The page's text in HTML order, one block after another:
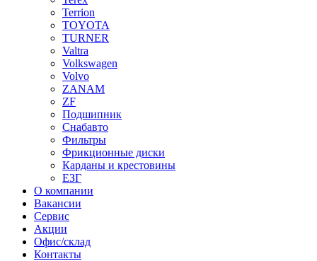
Terrion
TOYOTA
TURNER
Valtra
Volkswagen
Volvo
ZANAM
ZF
Подшипник
Снабавто
Фильтры
Фрикционные диски
Карданы и крестовины
ЕЗГ
О компании
Вакансии
Сервис
Акции
Офис/склад
Контакты